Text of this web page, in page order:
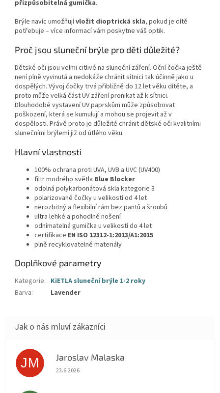
přizpůsobitelná gumička.
Brýle navíc umožňujívložit dioptrická skla, pokud je dítě
potřebuje – více informací vám poskytne váš optik.
Proč jsou sluneční brýle pro děti důležité?
Dětské oči jsou velmi citlivé na sluneční záření. Oční čočka ještě
není plně vyvinutá a nedokáže chránit sítnici tak účinně jako u
dospělých. Vývoj čočky trvá přibližně do 12 let věku dítěte, a
proto může velká část UV záření pronikat až k sítnici.
Dlouhodobé vystavení UV paprskům může způsobovat
poškození, která se kumulují a mohou se projevit až v
dospělosti. Právě proto je důležité chránit dětské oči kvalitními
slunečními brýlemi již od útlého věku.
Hlavní vlastnosti
100% ochrana proti UVA, UVB a UVC (UV400)
filtr modrého světla Blue Blocker
odolná polykarbonátová skla kategorie 3
polarizované čočky u velikostí od 4 let
nerozbitný a flexibilní rám bez pantů a šroubů
ultra lehké a pohodlné nošení
odnímatelná gumička u velikostí do 4 let
certifikace EN ISO 12312-1:2013/A1:2015
plně recyklovatelné materiály
Doplňkové parametry
Kategorie: KiETLA sluneční brýle 1-2 roky
Barva: Lavender
JM Jaroslav Malaska
Hodnocení obchodu je 5 z 5 hvězdiček.
23.6.2026